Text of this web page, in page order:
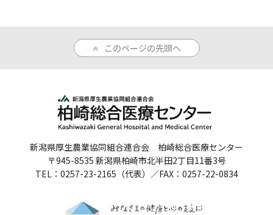
反社会的勢力に対する基本方針
院内感染対策指針
サイトマップ
このページの先頭へ
新潟県厚生農業協同組合連合会 柏崎総合医療センター
〒945-8535 新潟県柏崎市北半田2丁目11番3号
TEL：0257-23-2165（代表）／FAX：0257-22-0834